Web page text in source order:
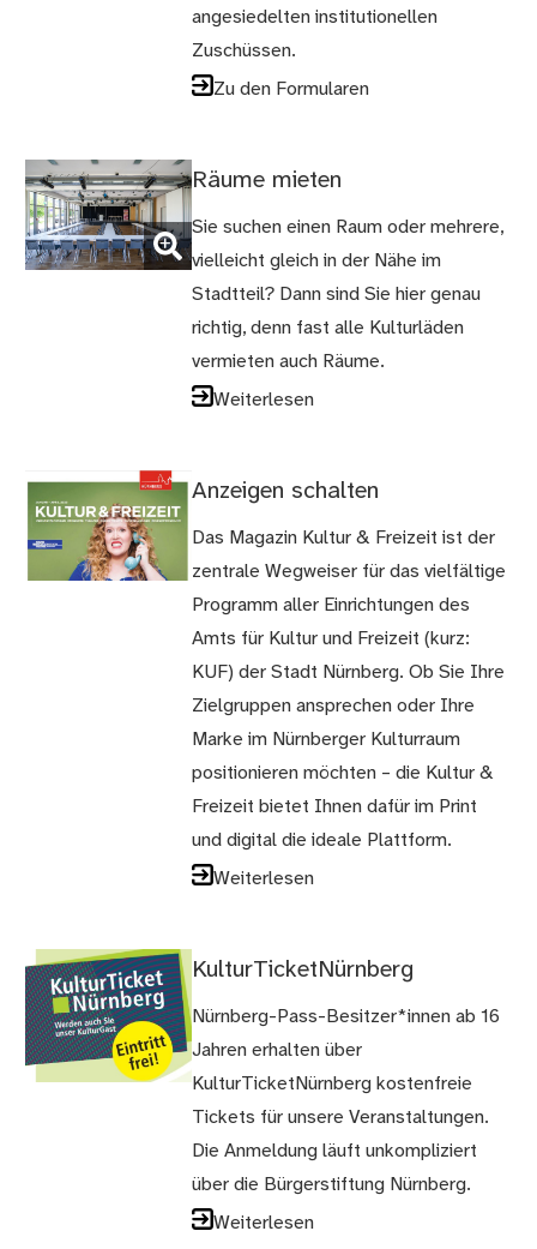
angesiedelten institutionellen
Zuschüssen.
Zu den Formularen
(Bild
vergrößern)
Räume mieten
Sie suchen einen Raum oder mehrere,
vielleicht gleich in der Nähe im
Stadtteil? Dann sind Sie hier genau
richtig, denn fast alle Kulturläden
vermieten auch Räume.
Weiterlesen
Anzeigen schalten
Das Magazin Kultur & Freizeit ist der
zentrale Wegweiser für das vielfältige
Programm aller Einrichtungen des
Amts für Kultur und Freizeit (kurz:
KUF) der Stadt Nürnberg. Ob Sie Ihre
Zielgruppen ansprechen oder Ihre
Marke im Nürnberger Kulturraum
positionieren möchten – die Kultur &
Freizeit bietet Ihnen dafür im Print
und digital die ideale Plattform.
Weiterlesen
KulturTicketNürnberg
Nürnberg-Pass-Besitzer*innen ab 16
Jahren erhalten über
KulturTicketNürnberg kostenfreie
Tickets für unsere Veranstaltungen.
Die Anmeldung läuft unkompliziert
über die Bürgerstiftung Nürnberg.
Weiterlesen